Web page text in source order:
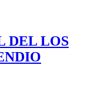
DEL LOS